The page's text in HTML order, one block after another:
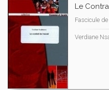
Le
Fascicule
Verdiane